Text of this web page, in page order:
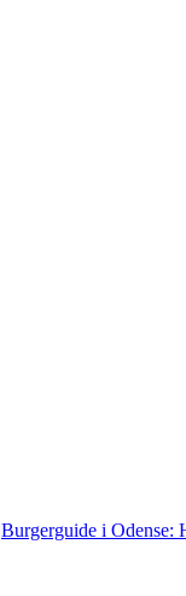
Burgerguide i Odense: